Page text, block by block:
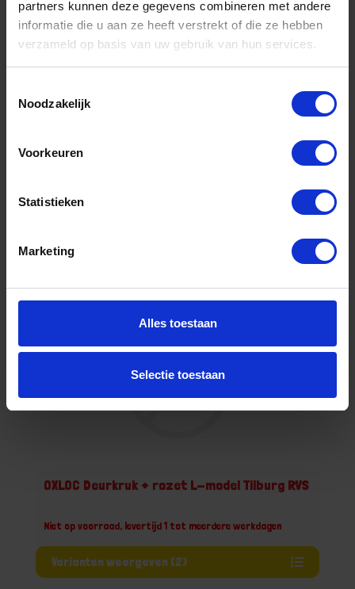
partners kunnen deze gegevens combineren met andere
informatie die u aan ze heeft verstrekt of die ze hebben
verzameld op basis van uw gebruik van hun services.
Noodzakelijk
Voorkeuren
Statistieken
Marketing
Alles toestaan
Selectie toestaan
OXLOC Deurkruk + rozet L-model Tilburg RVS
OXLOC Deurkruk + rozet L-model Tilburg RVS
Niet op voorraad, levertijd 1 tot meerdere werkdagen
Varianten weergeven (2)